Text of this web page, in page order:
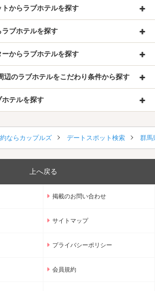
からラブホテルを探す
ブホテルを探す
からラブホテルを探す
辺のラブホテルをこだわり条件から探す
ホテルを探す
ならカップルズ デートスポット検索 群馬
上へ戻る
掲載のお問い合わせ
サイトマップ
プライバシーポリシー
会員規約